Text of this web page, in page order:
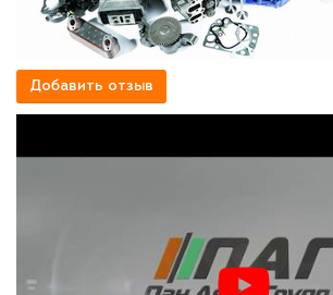
Добавить отзыв